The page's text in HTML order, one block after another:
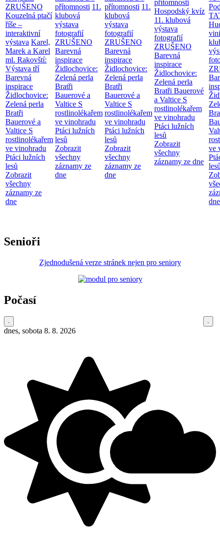
ZRUŠENO
Kouzelná ptačí
říše –
interaktivní
výstava Karel,
Marek a Karel
ml. Rakovští:
Výstava tří
Barevná
inspirace
Židlochovice:
Zelená perla
Bratři
Bauerové a
Valtice S
rostlinolékařem
ve vinohradu
Ptáci lužních
lesů
Zobrazit
všechny
záznamy ze
dne
přítomnosti 11.
klubová
výstava
fotografií
ZRUŠENO
Barevná
inspirace
Židlochovice:
Zelená perla
Bratři
Bauerové a
Valtice S
rostlinolékařem
ve vinohradu
Ptáci lužních
lesů
Zobrazit
všechny
záznamy ze
dne
přítomnosti 11.
klubová
výstava
fotografií
ZRUŠENO
Barevná
inspirace
Židlochovice:
Zelená perla
Bratři
Bauerové a
Valtice S
rostlinolékařem
ve vinohradu
Ptáci lužních
lesů
Zobrazit
všechny
záznamy ze
dne
přítomnosti
Hospodský kvíz
11. klubová
výstava
fotografií
ZRUŠENO
Barevná
inspirace
Židlochovice:
Zelená perla
Bratři Bauerové
a Valtice S
rostlinolékařem
ve vinohradu
Ptáci lužních
lesů
Zobrazit
všechny
záznamy ze dne
ve
dne
Senioři
Zjednodušená verze stránek nejen pro seniory
Počasí
dnes, sobota 8. 8. 2026